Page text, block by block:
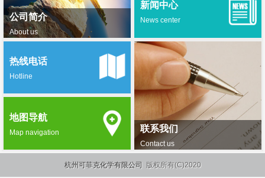
公司简介
About us
新闻中心
News center
联系我们
Contact us
热线电话
Hotline
地图导航
Map navigation
杭州可菲克化学有限公司 版权所有(C)2020